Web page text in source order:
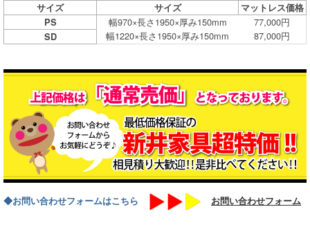
サイズ サイズ
マットレス価格
PS
幅970×長さ1950×厚み150mm 77,000円
SD 幅1220×長さ1950×厚み150mm 87,000円
◆お問い合わせフォームはこちら お問い合わせフォーム